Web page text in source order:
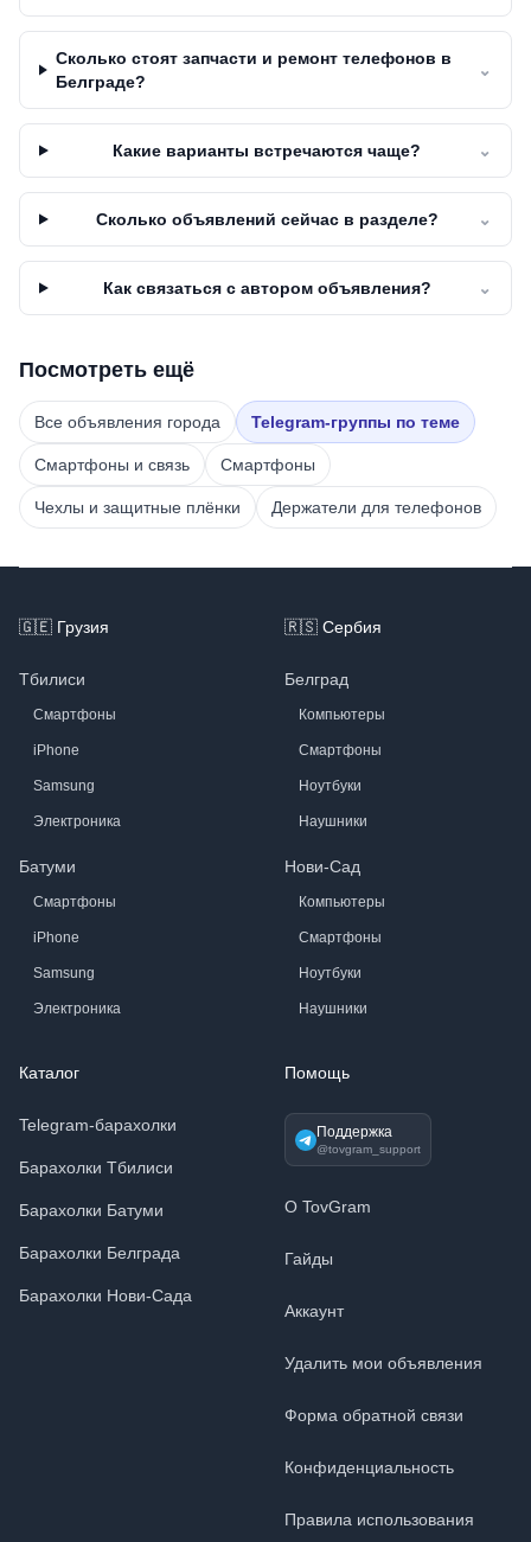
Сколько стоят запчасти и ремонт телефонов в
Белграде?
⌄
Какие варианты встречаются чаще? ⌄
Сколько объявлений сейчас в разделе? ⌄
Как связаться с автором объявления? ⌄
Посмотреть ещё
Все объявления города Telegram-группы по теме
Смартфоны и связь Смартфоны
Чехлы и защитные плёнки Держатели для телефонов
🇬🇪 Грузия
Тбилиси
Смартфоны
iPhone
Samsung
Электроника
Батуми
Смартфоны
iPhone
Samsung
Электроника
🇷🇸 Сербия
Белград
Компьютеры
Смартфоны
Ноутбуки
Наушники
Нови-Сад
Компьютеры
Смартфоны
Ноутбуки
Наушники
Каталог
Telegram-барахолки
Барахолки Тбилиси
Барахолки Батуми
Барахолки Белграда
Барахолки Нови-Сада
Помощь
Поддержка
@tovgram_support
О TovGram
Гайды
Аккаунт
Удалить мои объявления
Форма обратной связи
Конфиденциальность
Правила использования